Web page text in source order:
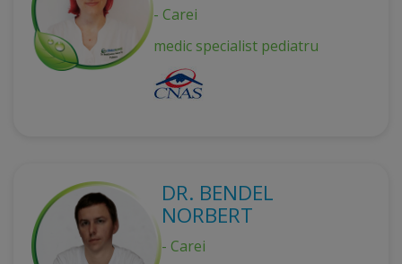
- Carei
medic specialist pediatru
DR. BENDEL
NORBERT
- Carei